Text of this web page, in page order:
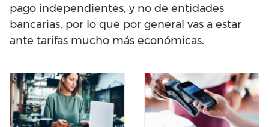
pago independientes, y no de entidades
bancarias, por lo que por general vas a estar
ante tarifas mucho más económicas.